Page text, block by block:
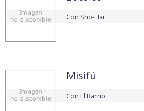
Con Sho-Hai
Misifú
Con El Barrio